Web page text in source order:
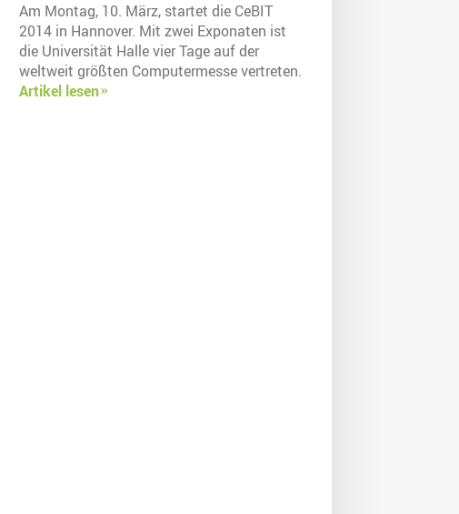
Am Montag, 10. März, startet die CeBIT
2014 in Hannover. Mit zwei Exponaten ist
die Universität Halle vier Tage auf der
weltweit größten Computermesse vertreten.
Artikel lesen